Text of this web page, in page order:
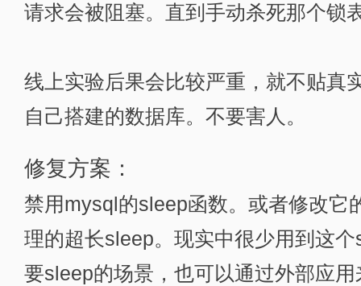
请求会被阻塞。直到手动杀死那个锁
线上实验后果会比较严重，就不贴真
自己搭建的数据库。不要害人。
修复方案：
禁用mysql的sleep函数。或者修改它
理的超长sleep。现实中很少用到这
要sleep的场景，也可以通过外部应